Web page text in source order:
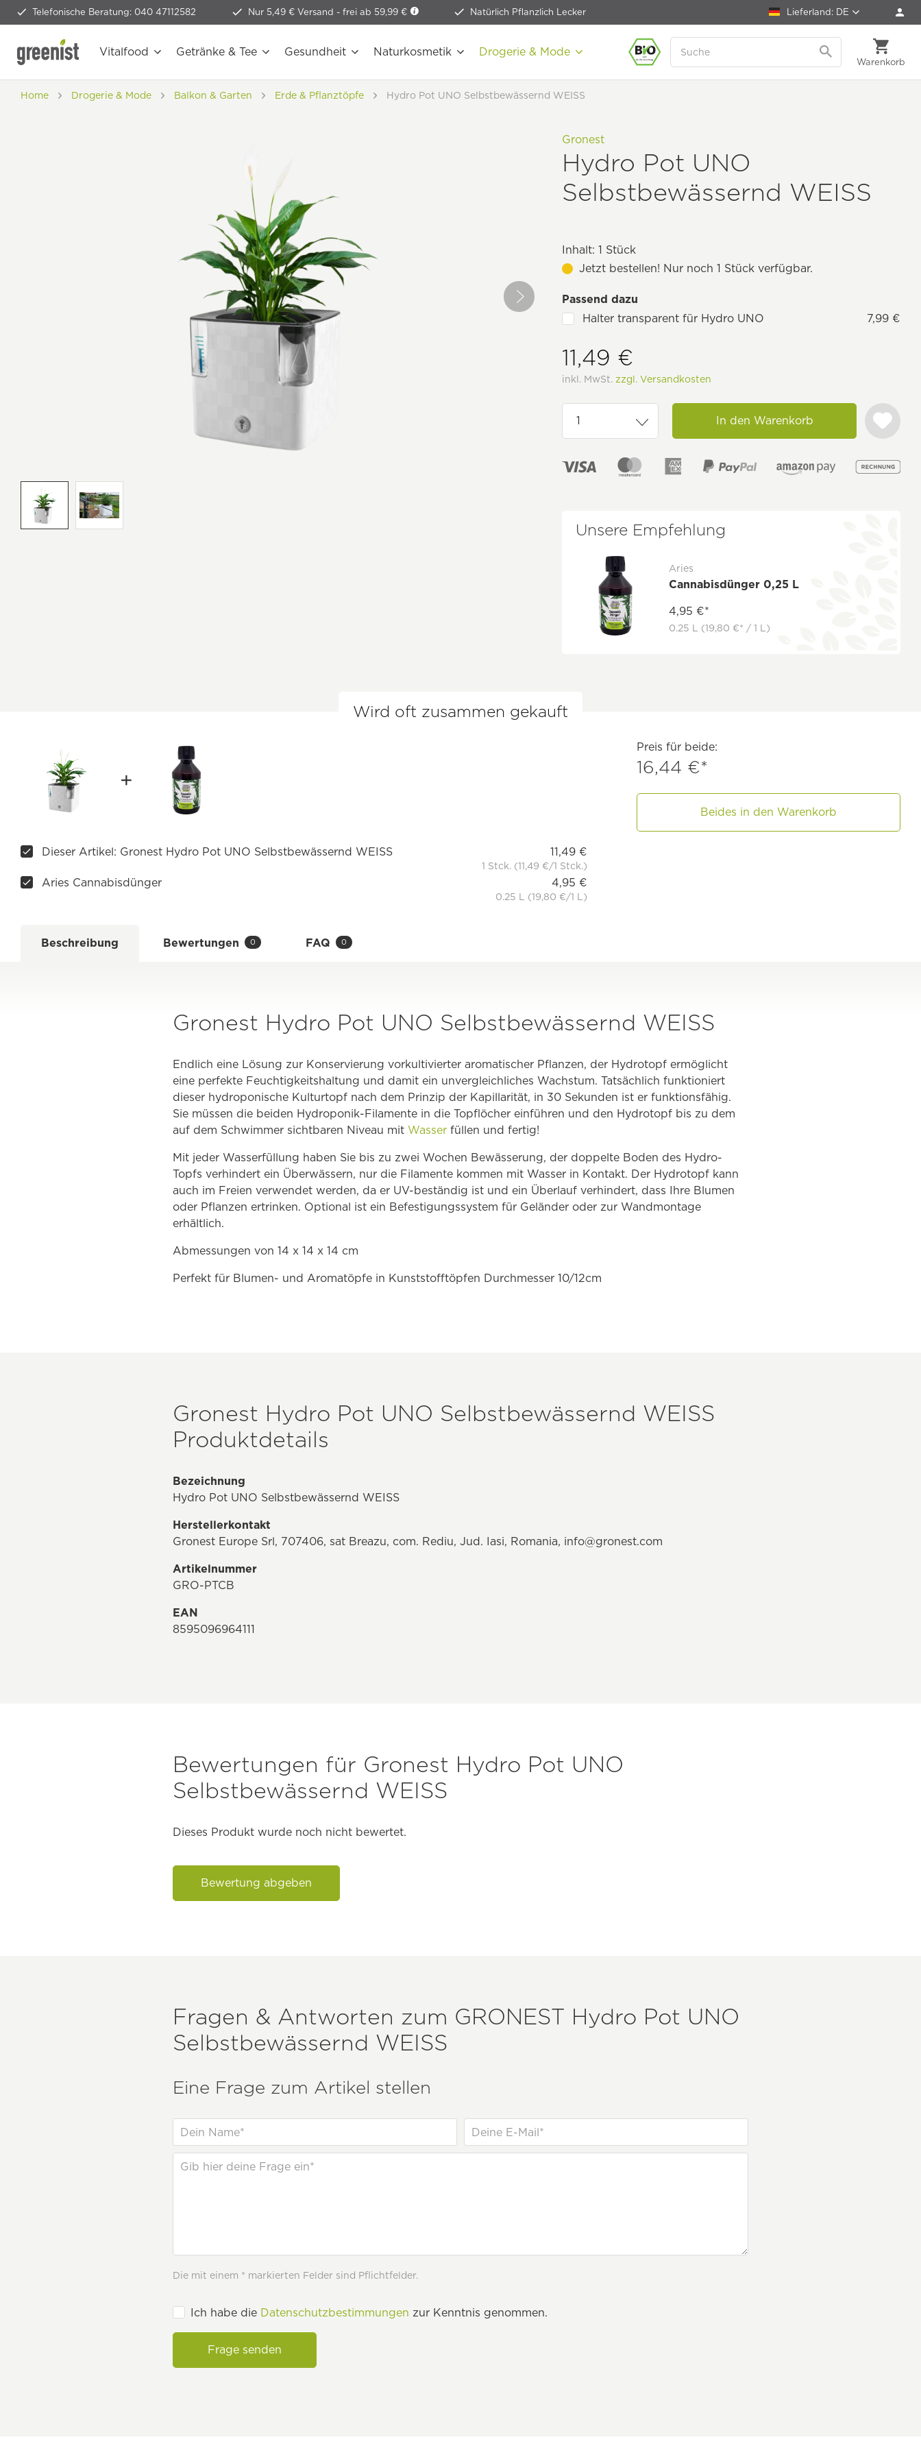
Telefonische Beratung: 040 47112582 Nur 5,49 € Versand - frei ab 59,99 € Natürlich Pflanzlich Lecker Lieferland: DE
Warenkorb
Vitalfood Getränke & Tee Gesundheit Naturkosmetik Drogerie & Mode
Home Drogerie & Mode Balkon & Garten Erde & Pflanztöpfe Hydro Pot UNO Selbstbewässernd WEISS
Gronest
Hydro Pot UNO
Selbstbewässernd WEISS
Inhalt: 1 Stück
Jetzt bestellen! Nur noch 1 Stück verfügbar.
Passend dazu
Halter transparent für Hydro UNO
7,99 €
11,49 €
inkl. MwSt. zzgl. Versandkosten
In den Warenkorb
Unsere Empfehlung
Aries
Cannabisdünger 0,25 L
4,95 €*
0.25 L (19,80 €* / 1 L)
Wird oft zusammen gekauft
Preis für beide:
16,44 €*
Beides in den Warenkorb
Dieser Artikel: Gronest Hydro Pot UNO Selbstbewässernd WEISS 11,49 €
1 Stck. (11,49 €/1 Stck.)
Aries Cannabisdünger 4,95 €
0.25 L (19,80 €/1 L)
Beschreibung Bewertungen 0 FAQ 0
Gronest Hydro Pot UNO Selbstbewässernd WEISS
Endlich eine Lösung zur Konservierung vorkultivierter aromatischer Pflanzen, der Hydrotopf ermöglicht
eine perfekte Feuchtigkeitshaltung und damit ein unvergleichliches Wachstum. Tatsächlich funktioniert
dieser hydroponische Kulturtopf nach dem Prinzip der Kapillarität, in 30 Sekunden ist er funktionsfähig.
Sie müssen die beiden Hydroponik-Filamente in die Topflöcher einführen und den Hydrotopf bis zu dem
auf dem Schwimmer sichtbaren Niveau mit Wasser füllen und fertig!
Mit jeder Wasserfüllung haben Sie bis zu zwei Wochen Bewässerung, der doppelte Boden des Hydro-
Topfs verhindert ein Überwässern, nur die Filamente kommen mit Wasser in Kontakt. Der Hydrotopf kann
auch im Freien verwendet werden, da er UV-beständig ist und ein Überlauf verhindert, dass Ihre Blumen
oder Pflanzen ertrinken. Optional ist ein Befestigungssystem für Geländer oder zur Wandmontage
erhältlich.
Abmessungen von 14 x 14 x 14 cm
Perfekt für Blumen- und Aromatöpfe in Kunststofftöpfen Durchmesser 10/12cm
Gronest Hydro Pot UNO Selbstbewässernd WEISS
Produktdetails
Bezeichnung
Hydro Pot UNO Selbstbewässernd WEISS
Herstellerkontakt
Gronest Europe Srl, 707406, sat Breazu, com. Rediu, Jud. Iasi, Romania, info@gronest.com
Artikelnummer
GRO-PTCB
EAN
8595096964111
Bewertungen für Gronest Hydro Pot UNO
Selbstbewässernd WEISS
Dieses Produkt wurde noch nicht bewertet.
Bewertung abgeben
Fragen & Antworten zum GRONEST Hydro Pot UNO
Selbstbewässernd WEISS
Eine Frage zum Artikel stellen
Die mit einem * markierten Felder sind Pflichtfelder.
Ich habe die Datenschutzbestimmungen zur Kenntnis genommen.
Frage senden